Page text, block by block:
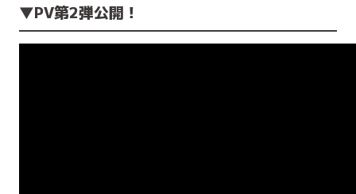
▼PV第2弾公開！